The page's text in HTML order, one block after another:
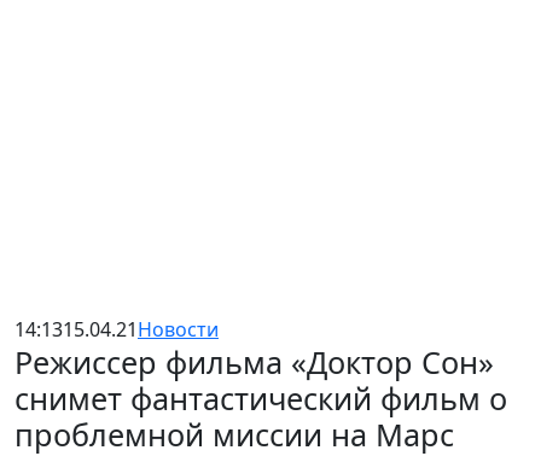
14:1315.04.21Новости
Режиссер фильма «Доктор Сон»
снимет фантастический фильм о
проблемной миссии на Марс